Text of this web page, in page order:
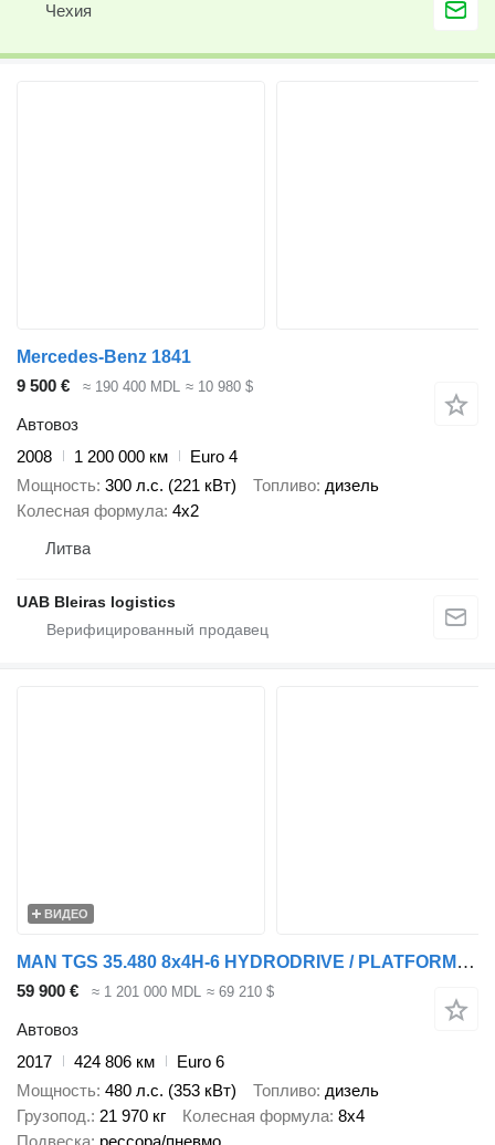
Чехия
Mercedes-Benz 1841
9 500 €
≈ 190 400 MDL ≈ 10 980 $
Автовоз
2008
1 200 000 км
Euro 4
Мощность 300 л.с. (221 кВт) Топливо дизель
Колесная формула 4x2
Литва
UAB Bleiras logistics
ВИДЕО
MAN TGS 35.480 8x4H-6 HYDRODRIVE / PLATFORM L=9160 mm / WINCH
59 900 € ≈ 1 201 000 MDL ≈ 69 210 $
Автовоз
2017
424 806 км
Euro 6
Мощность 480 л.с. (353 кВт) Топливо дизель
Грузопод. 21 970 кг Колесная формула 8x4
Подвеска рессора/пневмо